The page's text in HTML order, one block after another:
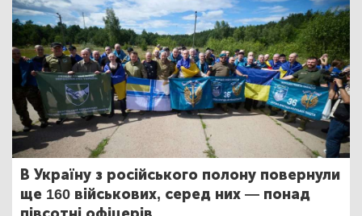
В Україну з російського полону повернули
ще 160 військових, серед них — понад